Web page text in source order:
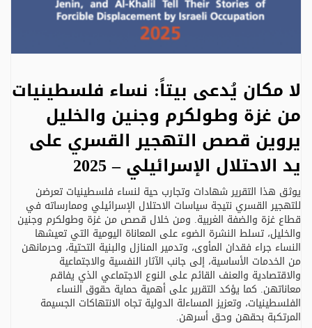
لا مكان يُدعى بيتاً: نساء فلسطينيات
من غزة وطولكرم وجنين والخليل
يروين قصص التهجير القسري على
يد الاحتلال الإسرائيلي – 2025
يوثق هذا التقرير شهادات وتجارب حية لنساء فلسطينيات تعرضن
للتهجير القسري نتيجة سياسات الاحتلال الإسرائيلي وممارساته في
قطاع غزة والضفة الغربية. ومن خلال قصص من غزة وطولكرم وجنين
والخليل، تسلط النشرة الضوء على المعاناة اليومية التي تعيشها
النساء جراء فقدان المأوى، وتدمير المنازل والبنية التحتية، وحرمانهن
من الخدمات الأساسية، إلى جانب الآثار النفسية والاجتماعية
والاقتصادية والعنف القائم على النوع الاجتماعي الذي يفاقم
معاناتهن. كما يؤكد التقرير على أهمية حماية حقوق النساء
الفلسطينيات، وتعزيز المساءلة الدولية تجاه الانتهاكات الجسيمة
المرتكبة بحقهن وحق أسرهن.